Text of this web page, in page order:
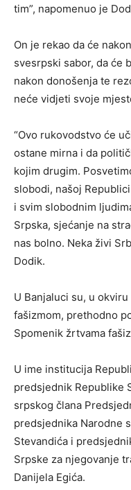
tim”, napomenuo je
On je rekao da će
svesrpski sabor, da će
nakon donošenja te
neće vidjeti svoje
“Ovo rukovodstvo će
ostane mirna i da
kojim drugim.
slobodi, našoj
i svim slobodnim
Srpska, sjećanje na
nas bolno. Neka živi
Dodik.
U Banjaluci su, u
fašizmom, prethodno
Spomenik žrtvama
U ime institucija
predsjednik Republike
srpskog člana
predsjednika Narodne
Stevandića i
Srpske za njegovanje
Danijela Egića.